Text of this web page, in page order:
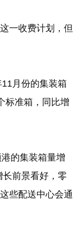
一收费计划，但
月份的集装箱
标准箱，同比增
的集装箱量增
长前景看好，零
些配送中心会通